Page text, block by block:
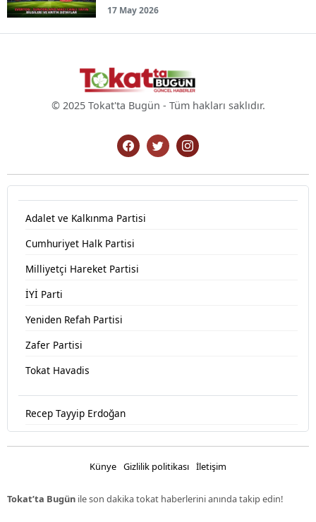
17 May 2026
© 2025 Tokat'ta Bugün - Tüm hakları saklıdır.
Adalet ve Kalkınma Partisi
Cumhuriyet Halk Partisi
Milliyetçi Hareket Partisi
İYİ Parti
Yeniden Refah Partisi
Zafer Partisi
Tokat Havadis
Recep Tayyip Erdoğan
Künye Gizlilik politikası İletişim
Tokat’ta Bugün ile son dakika tokat haberlerini anında takip edin!